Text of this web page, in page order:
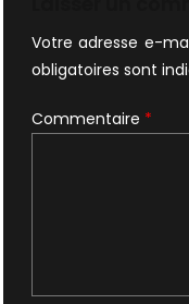
Votre adresse e-
obligatoires sont
Commentaire *